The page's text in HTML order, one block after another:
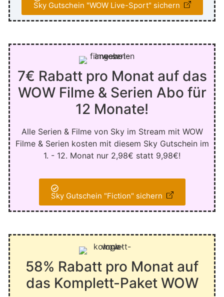
Sky Gutschein "WOW Live-Sport" sichern
7€ Rabatt pro Monat auf das
WOW Filme & Serien Abo für
12 Monate!
Alle Serien & Filme von Sky im Stream mit WOW
Filme & Serien kosten mit diesem Sky Gutschein im
1. - 12. Monat nur 2,98€ statt 9,98€!
Sky Gutschein "Fiction" sichern
58% Rabatt pro Monat auf
das Komplett-Paket WOW